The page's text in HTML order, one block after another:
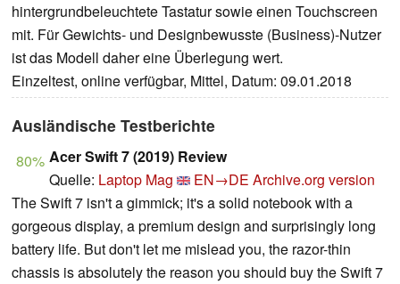
hintergrundbeleuchtete Tastatur sowie einen Touchscreen
mit. Für Gewichts- und Designbewusste (Business)-Nutzer
ist das Modell daher eine Überlegung wert.
Einzeltest, online verfügbar, Mittel, Datum: 09.01.2018
Ausländische Testberichte
80% Acer Swift 7 (2019) Review
Quelle: Laptop Mag EN→DE Archive.org version
The Swift 7 isn't a gimmick; it's a solid notebook with a
gorgeous display, a premium design and surprisingly long
battery life. But don't let me mislead you, the razor-thin
chassis is absolutely the reason you should buy the Swift 7